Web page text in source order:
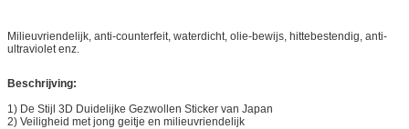
Milieuvriendelijk, anti-counterfeit, waterdicht, olie-bewijs, hittebestendig, anti-
ultraviolet enz.
Beschrijving:
1) De Stijl 3D Duidelijke Gezwollen Sticker van Japan
2) Veiligheid met jong geitje en milieuvriendelijk